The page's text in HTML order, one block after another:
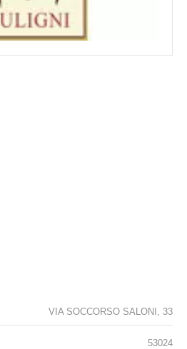
VIA SOCCORSO SALONI, 33
53024